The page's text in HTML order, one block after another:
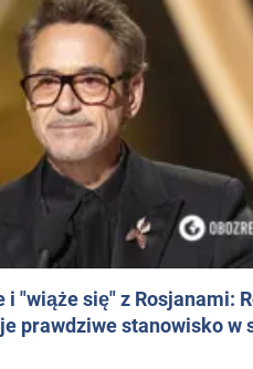
"wiąże się" z Rosjanami:
prawdziwe stanowisko w